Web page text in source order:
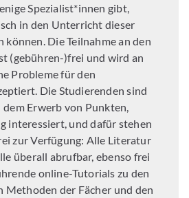
Spezialist*innen gibt,
in den Unterricht dieser
können. Die Teilnahme an den
(gebühren-)frei und wird an
Probleme für den
Die Studierenden sind
Erwerb von Punkten,
interessiert, und dafür stehen
zur Verfügung: Alle Literatur
überall abrufbar, ebenso frei
online-Tutorials zu den
Methoden der Fächer und den